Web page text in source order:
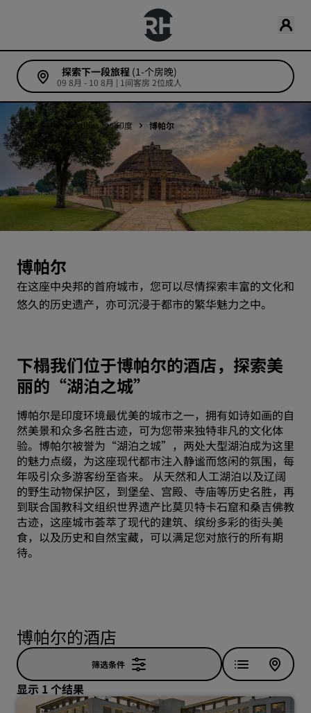
探索下一段旅程 (1-个房晚)
09 8月 - 10 8月 | 1间客房 2位成人
主页 Destinations 印度 博帕尔
博帕尔
在这座中央邦的首府城市，您可以尽情探索丰富的文化和
悠久的历史遗产，亦可沉浸于都市的繁华魅力之中。
下榻我们位于博帕尔的酒店，探索美
丽的“湖泊之城”
博帕尔是印度环境最优美的城市之一，拥有如诗如画的自
然美景和众多名胜古迹，可为您带来独特非凡的文化体
验。博帕尔被誉为“湖泊之城”，两处大型湖泊成为这里
的魅力点缀，为这座现代都市注入静谧而悠闲的氛围，每
年吸引众多游客纷至沓来。 从天然和人工湖泊以及辽阔
的野生动物保护区，到堡垒、宫殿、寺庙等历史名胜，再
到联合国教科文组织世界遗产比莫贝特卡石窟和桑吉佛教
古迹，这座城市荟萃了现代的建筑、缤纷多彩的街头美
食，以及历史和自然宝藏，可以满足您对旅行的所有期
待。
博帕尔的酒店
筛选条件
显示 1 个结果